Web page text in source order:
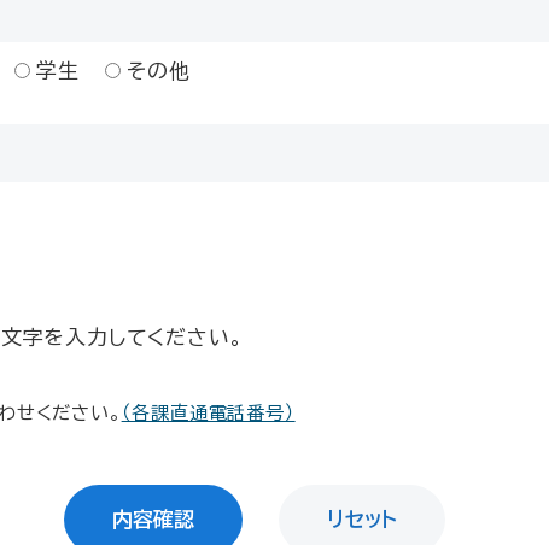
学生 その他
字を入力してください。
せください。 （各課直通電話番号）